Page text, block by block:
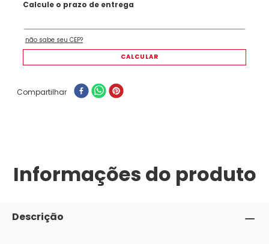
Compartilhar
Informações do produto
Descrição